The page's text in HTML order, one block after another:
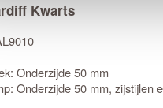
Kwarts
Onderzijde 50 mm
Onderzijde 50 mm, zijstijlen